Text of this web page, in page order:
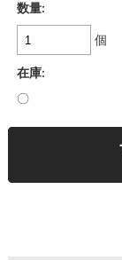
数量:
個
在庫:
〇